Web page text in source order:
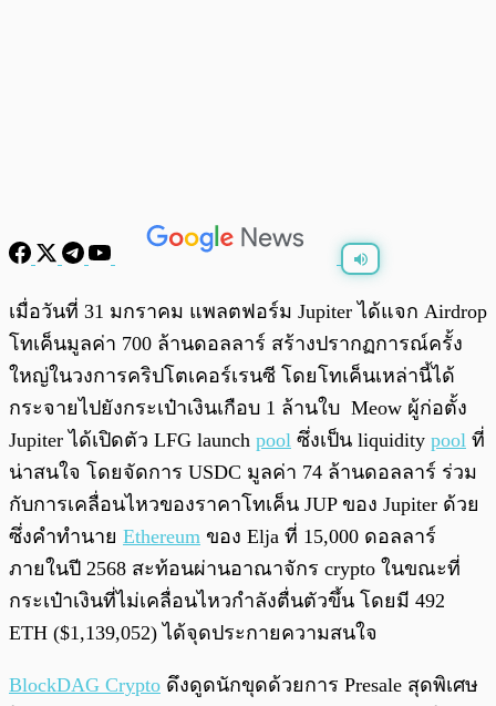
พร้อมเล่น 0:00
เมื่อวันที่ 31 มกราคม แพลตฟอร์ม Jupiter ได้แจก Airdrop
โทเค็นมูลค่า 700 ล้านดอลลาร์ สร้างปรากฏการณ์ครั้ง
ใหญ่ในวงการคริปโตเคอร์เรนซี โดยโทเค็นเหล่านี้ได้
กระจายไปยังกระเป๋าเงินเกือบ 1 ล้านใบ Meow ผู้ก่อตั้ง
Jupiter ได้เปิดตัว LFG launch pool ซึ่งเป็น liquidity pool ที่
น่าสนใจ โดยจัดการ USDC มูลค่า 74 ล้านดอลลาร์ ร่วม
กับการเคลื่อนไหวของราคาโทเค็น JUP ของ Jupiter ด้วย
ซึ่งคำทำนาย Ethereum ของ Elja ที่ 15,000 ดอลลาร์
ภายในปี 2568 สะท้อนผ่านอาณาจักร crypto ในขณะที่
กระเป๋าเงินที่ไม่เคลื่อนไหวกำลังตื่นตัวขึ้น โดยมี 492
ETH ($1,139,052) ได้จุดประกายความสนใจ
BlockDAG Crypto ดึงดูดนักขุดด้วยการ Presale สุดพิเศษ